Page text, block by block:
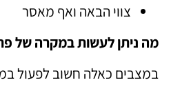
צווי הבאה ואף מאסר
מה ניתן לעשות במקרה של
במצבים כאלה חשוב לפעול